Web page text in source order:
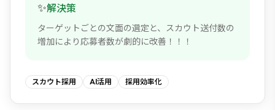
✨解決策
ターゲットごとの文面の選定と、スカウト送付数の
増加により応募者数が劇的に改善！！！
スカウト採用 AI活用 採用効率化